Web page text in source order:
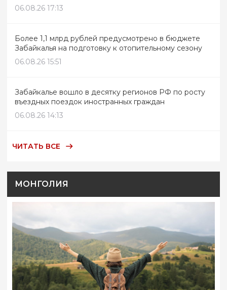
06.08.26 17:13
Более 1,1 млрд рублей предусмотрено в бюджете
Забайкалья на подготовку к отопительному сезону
06.08.26 15:51
Забайкалье вошло в десятку регионов РФ по росту
въездных поездок иностранных граждан
06.08.26 14:13
ЧИТАТЬ ВСЕ
МОНГОЛИЯ